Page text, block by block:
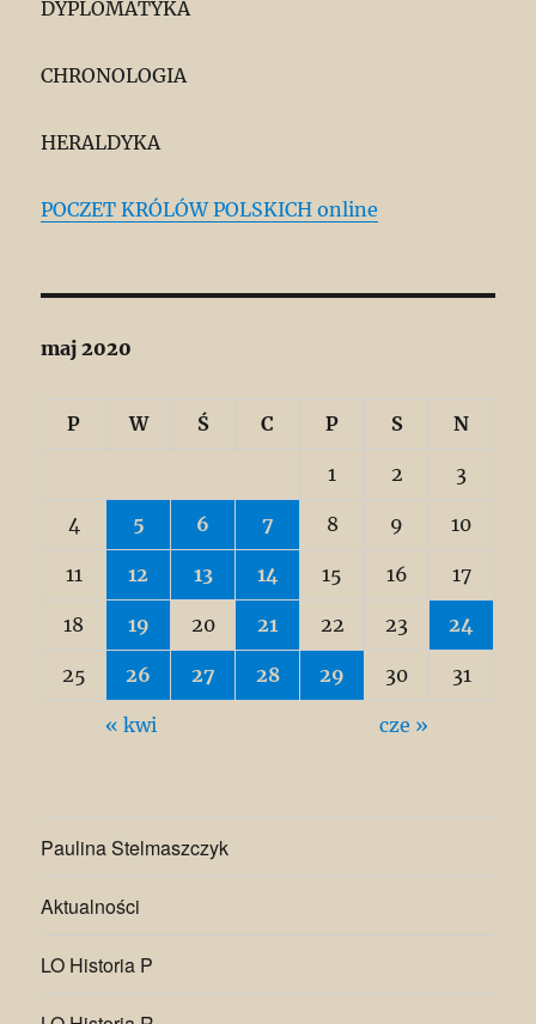
DYPLOMATYKA
CHRONOLOGIA
HERALDYKA
POCZET KRÓLÓW POLSKICH online
maj 2020
P W Ś C P S N
1 2 3
4 5 6 7 8 9 10
11 12 13 14 15 16 17
18 19 20 21 22 23 24
25 26 27 28 29 30 31
« kwi cze »
Paulina Stelmaszczyk
Aktualności
LO Historia P